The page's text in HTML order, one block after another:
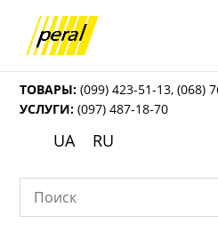
ТОВАРЫ: (099) 423-51-13,(068)
УСЛУГИ: (097) 487-18-70
UA RU